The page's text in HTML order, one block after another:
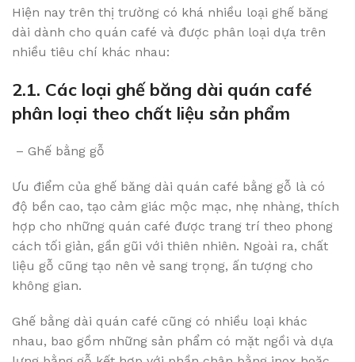
Hiện nay trên thị trường có khá nhiều loại ghế băng
dài dành cho quán café và được phân loại dựa trên
nhiều tiêu chí khác nhau:
2.1. Các loại ghế băng dài quán café
phân loại theo chất liệu sản phẩm
– Ghế bằng gỗ
Ưu điểm của ghế băng dài quán café bằng gỗ là có
độ bền cao, tạo cảm giác mộc mạc, nhẹ nhàng, thích
hợp cho những quán café được trang trí theo phong
cách tối giản, gần gũi với thiên nhiên. Ngoài ra, chất
liệu gỗ cũng tạo nên vẻ sang trọng, ấn tượng cho
không gian.
Ghế bằng dài quán café cũng có nhiều loại khác
nhau, bao gồm những sản phẩm có mặt ngồi và dựa